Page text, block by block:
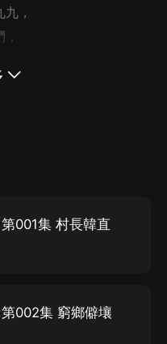
，
001集 村長韓直
第002集 窮鄉僻壤